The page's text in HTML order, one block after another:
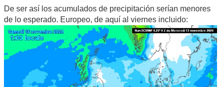
De ser así los acumulados de precipitación serían menores
de lo esperado. Europeo, de aquí al viernes incluido: